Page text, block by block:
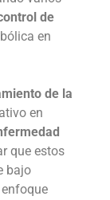
de
en
de la
en
que estos
bajo